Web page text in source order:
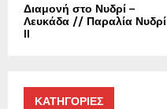
Διαμονή στο Νυδρί –
Λευκάδα // Παραλία Νυδρί
II
ΚΑΤΗΓΟΡΙΕΣ